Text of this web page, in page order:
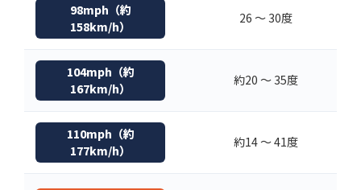
98mph（約
158km/h）
26 〜 30度
104mph（約
167km/h）
約20 〜 35度
110mph（約
177km/h）
約14 〜 41度